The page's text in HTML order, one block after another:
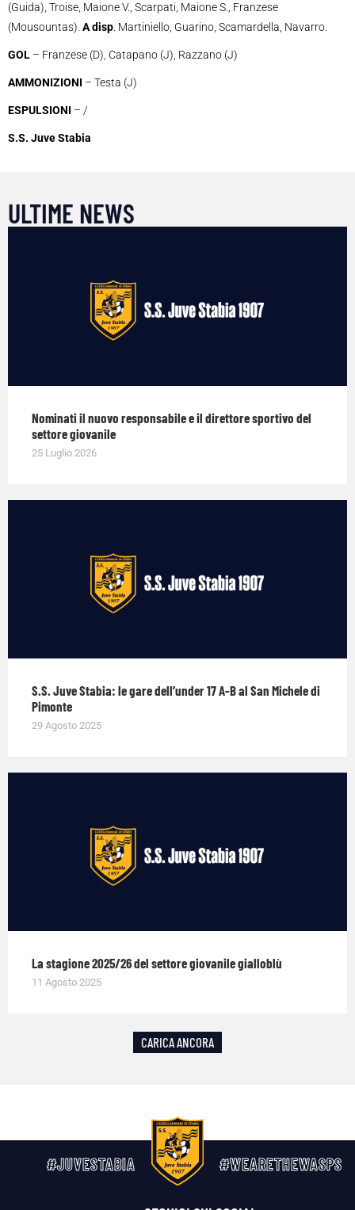
(Guida), Troise, Maione V., Scarpati, Maione S., Franzese
(Mousountas). A disp . Martiniello, Guarino, Scamardella, Navarro.
GOL – Franzese (D), Catapano (J), Razzano (J)
AMMONIZIONI – Testa (J)
ESPULSIONI – /
S.S. Juve Stabia
ULTIME NEWS
Nominati il nuovo responsabile e il direttore sportivo del
settore giovanile
25 Luglio 2026
S.S. Juve Stabia: le gare dell’under 17 A-B al San Michele di
Pimonte
29 Agosto 2025
La stagione 2025/26 del settore giovanile gialloblù
11 Agosto 2025
CARICA ANCORA
#JUVESTABIA #WEARETHEWASPS